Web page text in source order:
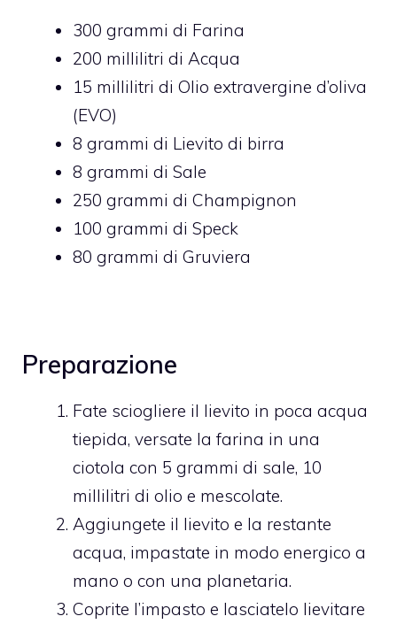
300 grammi di Farina
200 millilitri di Acqua
15 millilitri di Olio extravergine d’oliva
(EVO)
8 grammi di Lievito di birra
8 grammi di Sale
250 grammi di Champignon
100 grammi di Speck
80 grammi di Gruviera
Preparazione
Fate sciogliere il lievito in poca acqua
tiepida, versate la farina in una
ciotola con 5 grammi di sale, 10
millilitri di olio e mescolate.
Aggiungete il lievito e la restante
acqua, impastate in modo energico a
mano o con una planetaria.
Coprite l’impasto e lasciatelo lievitare